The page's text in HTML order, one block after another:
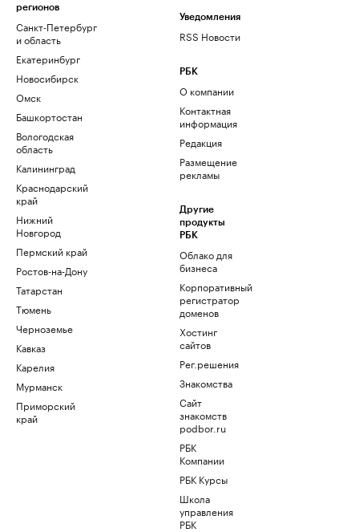
регионов
Санкт-Петербург
и область
Екатеринбург
Новосибирск
Омск
Башкортостан
Вологодская
область
Калининград
Краснодарский
край
Нижний
Новгород
Пермский край
Ростов-на-Дону
Татарстан
Тюмень
Черноземье
Кавказ
Карелия
Мурманск
Приморский
край
Уведомления
RSS Новости
РБК
О компании
Контактная
информация
Редакция
Размещение
рекламы
Другие
продукты
РБК
Облако для
бизнеса
Корпоративный
регистратор
доменов
Хостинг
сайтов
Рег.решения
Знакомства
Сайт
знакомств
podbor.ru
РБК
Компании
РБК Курсы
Школа
управления
РБК